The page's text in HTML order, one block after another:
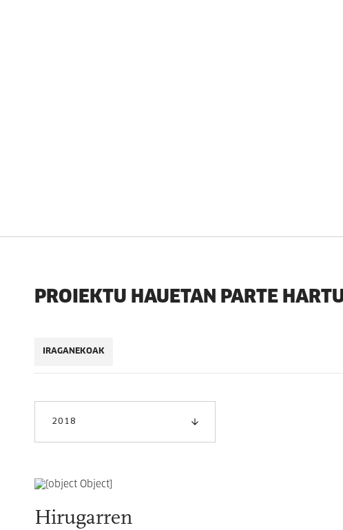
PROIEKTU HAUETAN PARTE
IRAGANEKOAK
2018
Hirugarren